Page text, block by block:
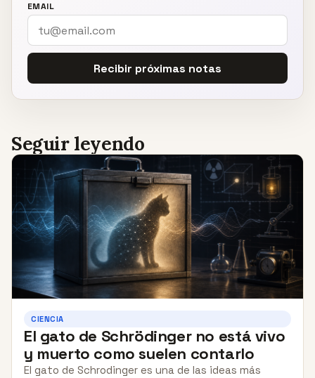
EMAIL
Recibir próximas notas
Seguir leyendo
CIENCIA
El gato de Schrödinger no está vivo
y muerto como suelen contarlo
El gato de Schrodinger es una de las ideas más